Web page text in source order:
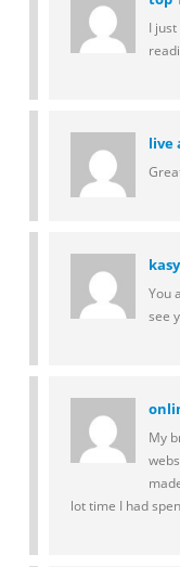
I
live
You
see
My
lot time I had